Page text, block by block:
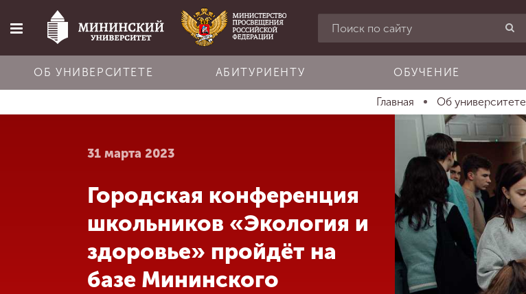
Главная
Об университете
Абитуриенту
Обучение
ОБ УНИВЕРСИТЕТЕ АБИТУРИЕНТУ ОБУЧЕНИЕ
Главная Об университете
31 марта 2023
Городская конференция
школьников «Экология и
здоровье» пройдёт на
базе Мининского